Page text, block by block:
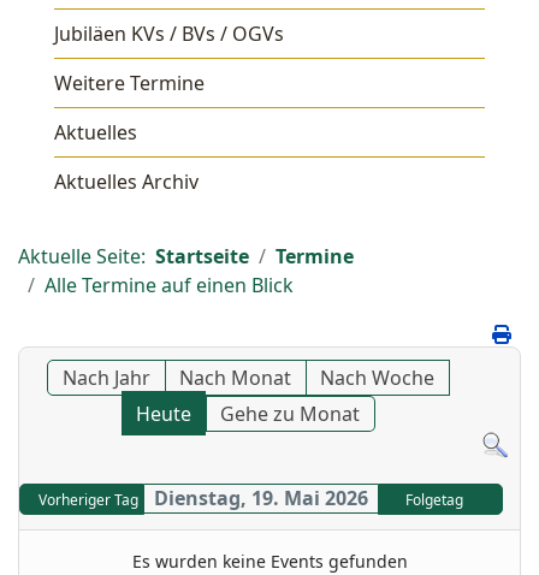
Jubiläen KVs / BVs / OGVs
Weitere Termine
Aktuelles
Aktuelles Archiv
Aktuelle Seite: Startseite
Termine
Alle Termine auf einen Blick
Nach Jahr Nach Monat
Nach Woche
Heute
Gehe zu Monat
Vorheriger Tag Dienstag, 19. Mai 2026 Folgetag
Es wurden keine Events gefunden